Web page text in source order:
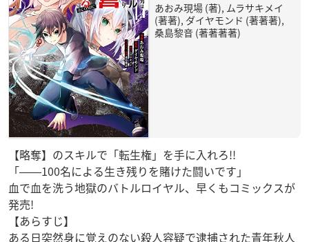
あおみ現場 (著), ムラサキメイ
(著著), ダイヤモンド (著著著),
桑島黎音 (著著著著)
【略奪】のスキルで「転生権」を手に入れろ!!
「――100名による生き残りを賭けた闘いです」
血で血を洗う地獄のバトルロイヤル、早くもコミックスが
発売!
【あらすじ】
ある日突然身に覚えのない殺人容疑で逮捕された青年秋人